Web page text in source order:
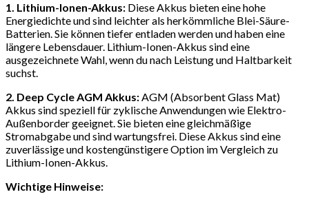
1. Lithium-Ionen-Akkus: Diese Akkus bieten eine hohe
Energiedichte und sind leichter als herkömmliche Blei-Säure-
Batterien. Sie können tiefer entladen werden und haben eine
längere Lebensdauer. Lithium-Ionen-Akkus sind eine
ausgezeichnete Wahl, wenn du nach Leistung und Haltbarkeit
suchst.
2. Deep Cycle AGM Akkus:AGM (Absorbent Glass Mat)
Akkus sind speziell für zyklische Anwendungen wie Elektro-
Außenborder geeignet. Sie bieten eine gleichmäßige
Stromabgabe und sind wartungsfrei. Diese Akkus sind eine
zuverlässige und kostengünstigere Option im Vergleich zu
Lithium-Ionen-Akkus.
Wichtige Hinweise: